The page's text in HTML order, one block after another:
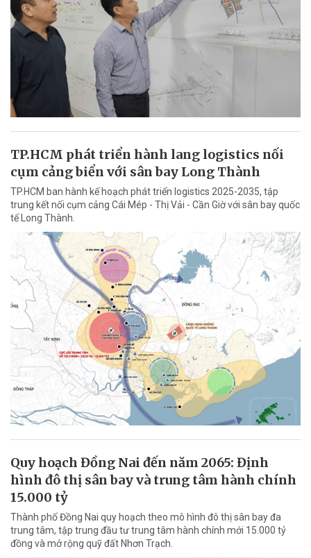
TP.HCM phát triển hành lang logistics nối
cụm cảng biển với sân bay Long Thành
TP.HCM ban hành kế hoạch phát triển logistics 2025-2035, tập
trung kết nối cụm cảng Cái Mép - Thị Vải - Cần Giờ với sân bay quốc
tế Long Thành.
Quy hoạch Đồng Nai đến năm 2065: Định
hình đô thị sân bay và trung tâm hành chính
15.000 tỷ
Thành phố Đồng Nai quy hoạch theo mô hình đô thị sân bay đa
trung tâm, tập trung đầu tư trung tâm hành chính mới 15.000 tỷ
đồng và mở rộng quỹ đất Nhơn Trạch.